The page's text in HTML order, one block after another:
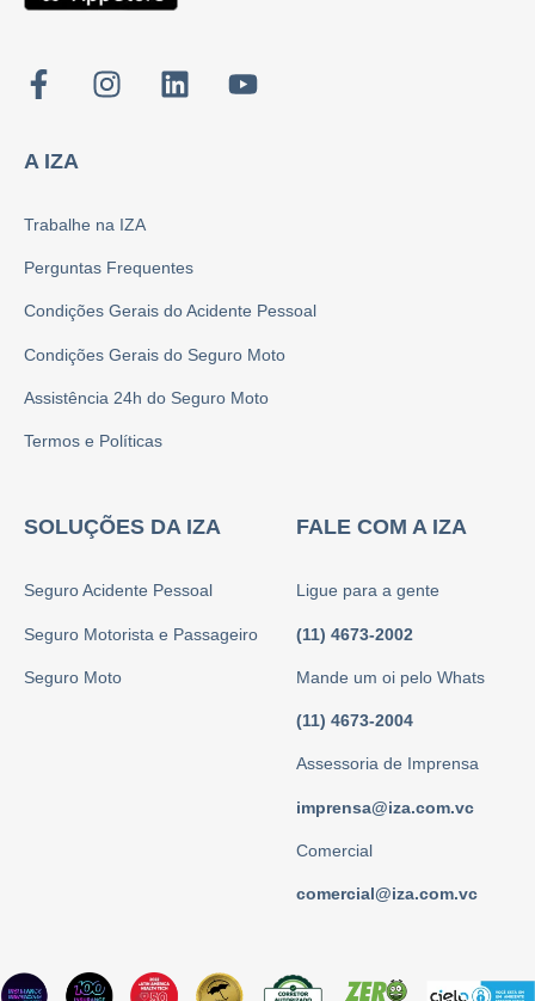
A IZA
Trabalhe na IZA
Perguntas Frequentes
Condições Gerais do Acidente Pessoal
Condições Gerais do Seguro Moto
Assistência 24h do Seguro Moto
Termos e Políticas
SOLUÇÕES DA IZA
Seguro Acidente Pessoal
Seguro Motorista e Passageiro
Seguro Moto
FALE COM A IZA
Ligue para a gente
(11) 4673-2002
Mande um oi pelo Whats
(11) 4673-2004
Assessoria de Imprensa
imprensa@iza.com.vc
Comercial
comercial@iza.com.vc